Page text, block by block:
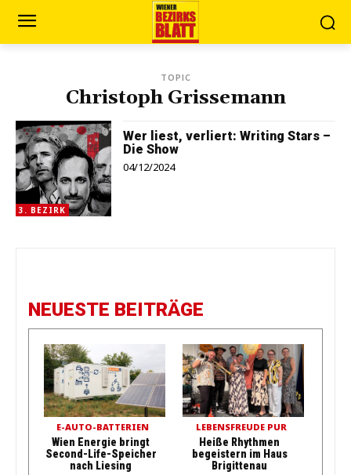
TOPIC
Christoph Grissemann
3. BEZIRK
Wer liest, verliert: Writing Stars –
Die Show
04/12/2024
NEUESTE BEITRÄGE
E-AUTO-BATTERIEN
Wien Energie bringt
Second-Life-Speicher
nach Liesing
LEBENSFREUDE PUR
Heiße Rhythmen
begeistern im Haus
Brigittenau